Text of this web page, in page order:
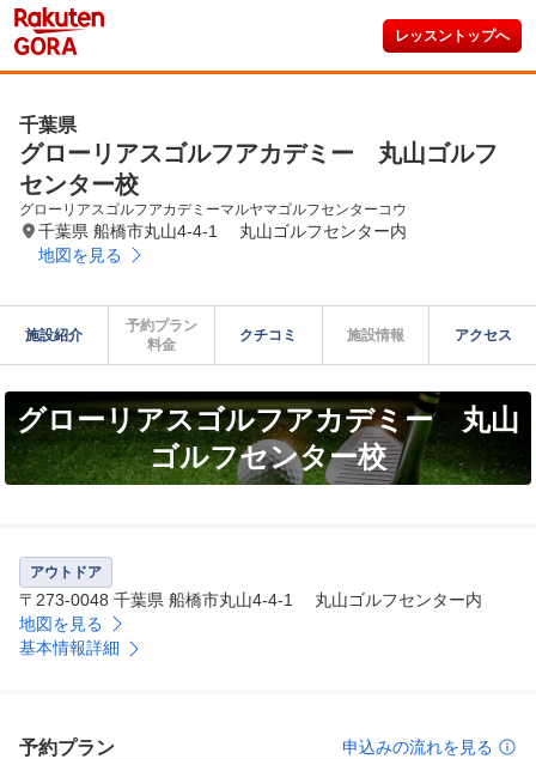
レッスントップへ
千葉県
グローリアスゴルフアカデミー 丸山ゴルフ
センター校
グローリアスゴルフアカデミーマルヤマゴルフセンターコウ
千葉県 船橋市丸山4-4-1 丸山ゴルフセンター内
地図を見る
施設紹介
予約プラン
料金
クチコミ 施設情報 アクセス
グローリアスゴルフアカデミー 丸山
ゴルフセンター校
アウトドア
〒273-0048 千葉県 船橋市丸山4-4-1 丸山ゴルフセンター内
地図を見る
基本情報詳細
予約プラン 申込みの流れを見る